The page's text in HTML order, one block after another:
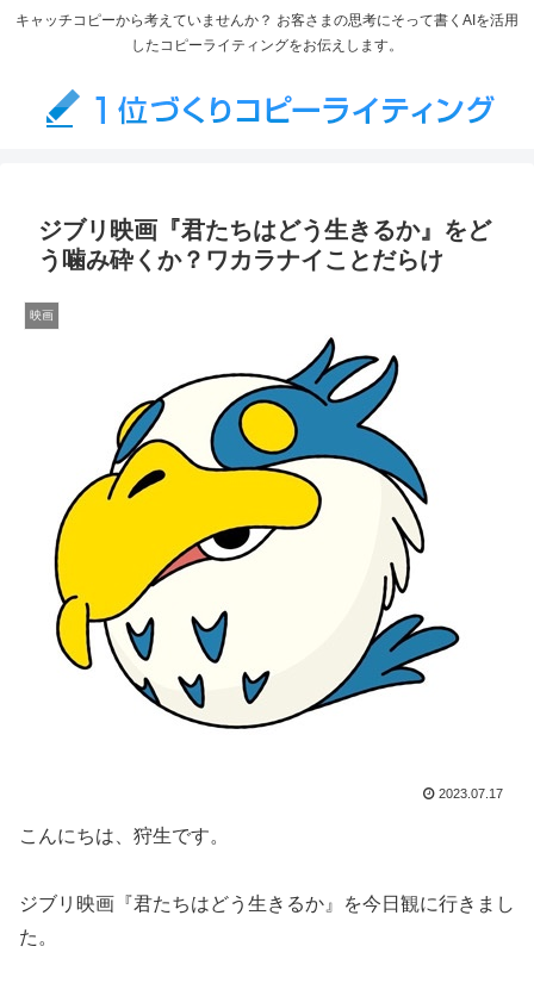
キャッチコピーから考えていませんか？ お客さまの思考にそって書くAIを活用
したコピーライティングをお伝えします。
ジブリ映画『君たちはどう生きるか』をど
う噛み砕くか？ワカラナイことだらけ
映画
2023.07.17
こんにちは、狩生です。
ジブリ映画『君たちはどう生きるか』を今日観に行きまし
た。